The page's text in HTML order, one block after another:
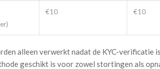
€10 €10
alleen verwerkt nadat de KYC-
geschikt is voor zowel stortingen als